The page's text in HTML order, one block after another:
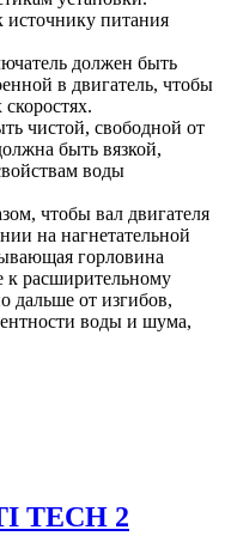
источнику питания
должен быть
в двигатель, чтобы
чистой, свободной от
быть вязкой,
воды
чтобы вал двигателя
на нагнетательной
горловина
к расширительному
дальше от изгибов,
воды и шума,
TECH 2